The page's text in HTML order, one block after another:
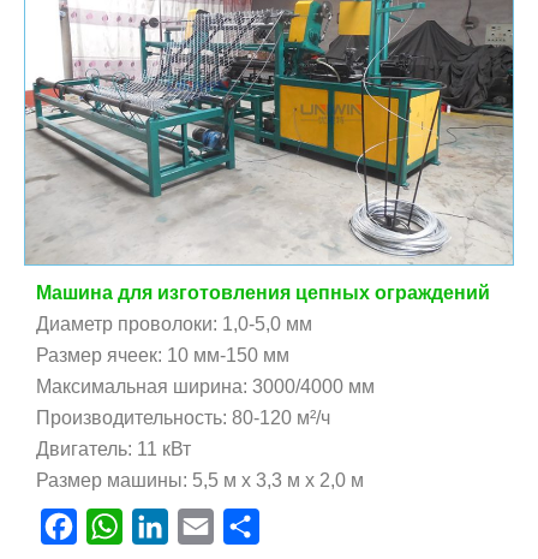
Машина для изготовления цепных ограждений
Диаметр проволоки: 1,0-5,0 мм
Размер ячеек: 10 мм-150 мм
Максимальная ширина: 3000/4000 мм
Производительность: 80-120 м²/ч
Двигатель: 11 кВт
Размер машины: 5,5 м x 3,3 м x 2,0 м
FacebookWhatsAppLinkedIn
Email